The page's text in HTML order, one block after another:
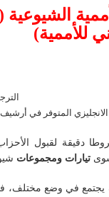
إلى الأممية
للأممية)
المتوفر في
الأول للأممية الشيوعية[1]
تيارات ومجموعات
يجتمع في وضع